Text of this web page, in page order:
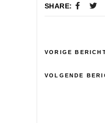
SHARE:
VORIGE
VOLGENDE